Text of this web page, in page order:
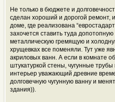
Не только в бюджете и
сделан хороший и дорогой ремонт,
доме, где реализована
захочется ставить туда
металлическую гремящую и
хрущевках все поменяли. Тут уже
акриловых ванн. А если в комнате
штукатуркой стены, чугунные
интерьер уважающий древние
долговечную чугунную ванну и
здания)).